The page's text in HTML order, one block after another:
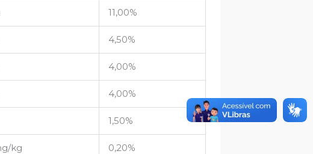
11,00%
4,50%
4,00%
4,00%
1,50%
kg 0,20%